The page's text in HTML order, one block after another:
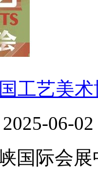
工艺美
06-02
国际会展